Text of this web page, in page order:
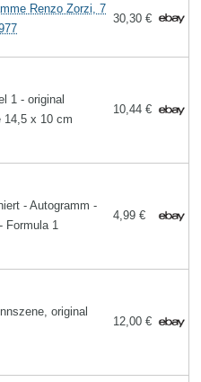
Renzo Zorzi, 7
30,30 €
1 - original
14,5 x 10 cm
10,44 €
- Autogramm -
Formula 1
4,99 €
original
12,00 €